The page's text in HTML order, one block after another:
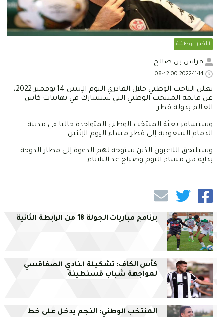
الأخبار الوطنية
فراس بن صالح
يعلن الناخب الوطني جلال القادري اليوم الإثنين 14 نوفمبر 2022،
عن قائمة المنتخب الوطني التي ستشارك في نهائيات كأس
العالم بدولة قطر.
وستسافر بعثة المنتخب الوطني المتواجدة حاليا في مدينة
الدمام السعودية إلى قطر مساء اليوم الإثنين.
وسيلتحق اللاعبون الذين ستوجه لهم الدعوة إلى مطار الدوحة
بداية من مساء اليوم وصباح غد الثلاثاء.
برنامج مباريات الجولة 18 من الرابطة الثانية
كأس الكاف: تشكيلة النادي الصفاقسي
لمواجهة شباب قسنطينة
المنتخب الوطني: النجم يدخل على خط